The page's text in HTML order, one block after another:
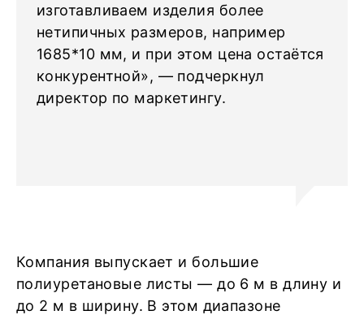
изготавливаем изделия более
нетипичных размеров, например
1685*10 мм, и при этом цена остаётся
конкурентной», — подчеркнул
директор по маркетингу.
Компания выпускает и большие
полиуретановые листы — до 6 м в длину и
до 2 м в ширину. В этом диапазоне